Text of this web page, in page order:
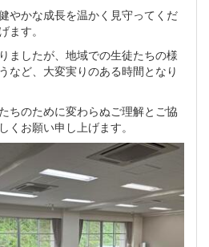
やかな成長を温かく見守ってくだ
ます。
ましたが、地域での生徒たちの様
など、大変実りのある時間となり
ちのために変わらぬご理解とご協
くお願い申し上げます。